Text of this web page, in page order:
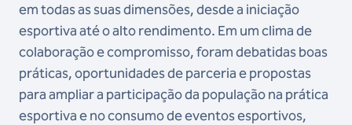
em todas as suas dimensões, desde a iniciação
esportiva até o alto rendimento. Em um clima de
colaboração e compromisso, foram debatidas boas
práticas, oportunidades de parceria e propostas
para ampliar a participação da população na prática
esportiva e no consumo de eventos esportivos,